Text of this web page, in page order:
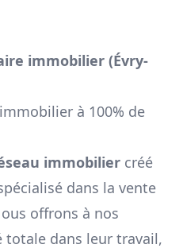
immobilier (Évry-
à 100% de
immobilier créé
dans la vente
offrons à nos
dans leur travail,